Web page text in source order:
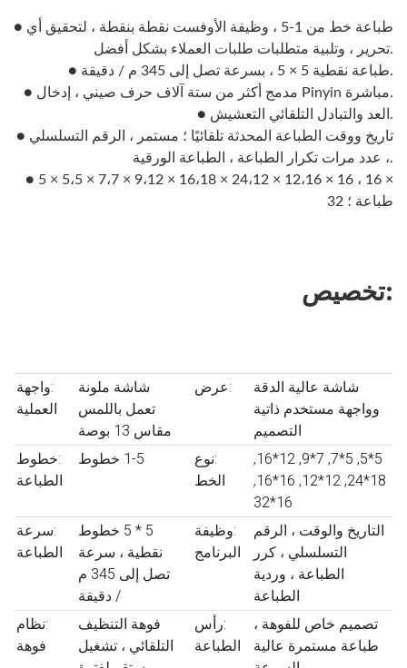
● طباعة خط من 1-5 ، وظيفة الأوفست نقطة بنقطة ، لتحقيق أي
تحرير ، وتلبية متطلبات طلبات العملاء بشكل أفضل.
● طباعة نقطية 5 × 5 ، بسرعة تصل إلى 345 م / دقيقة.
● مدمج أكثر من ستة آلاف حرف صيني ، إدخال Pinyin مباشرة.
● العد والتبادل التلقائي التعشيش.
● تاريخ ووقت الطباعة المحدثة تلقائيًا ؛ مستمر ، الرقم التسلسلي
، عدد مرات تكرار الطباعة ، الطباعة الورقية.
● 5 × 5،5 × 7،7 × 9،12 × 16،18 × 24،12 × 12،16 × 16 ، 16 ×
32 طباعة ؛
تخصيص:
:واجهة
العملية
شاشة ملونة
تعمل باللمس
مقاس 13 بوصة
:عرض
شاشة عالية الدقة
وواجهة مستخدم ذاتية
التصميم
:خطوط
الطباعة
1-5 خطوط
:نوع
الخط
5*5, 5*7, 7*9, 12*16,
18*24, 12*12, 16*16,
16*32
:سرعة
الطباعة
5 * 5 خطوط
نقطية ، سرعة
تصل إلى 345 م
/ دقيقة
:وظيفة
البرنامج
التاريخ والوقت ، الرقم
التسلسلي ، كرر
الطباعة ، وردية
الطباعة
:نظام
فوهة
فوهة التنظيف
التلقائي ، تشغيل
:رأس
الطباعة
تصميم خاص للفوهة ،
طباعة مستمرة عالية